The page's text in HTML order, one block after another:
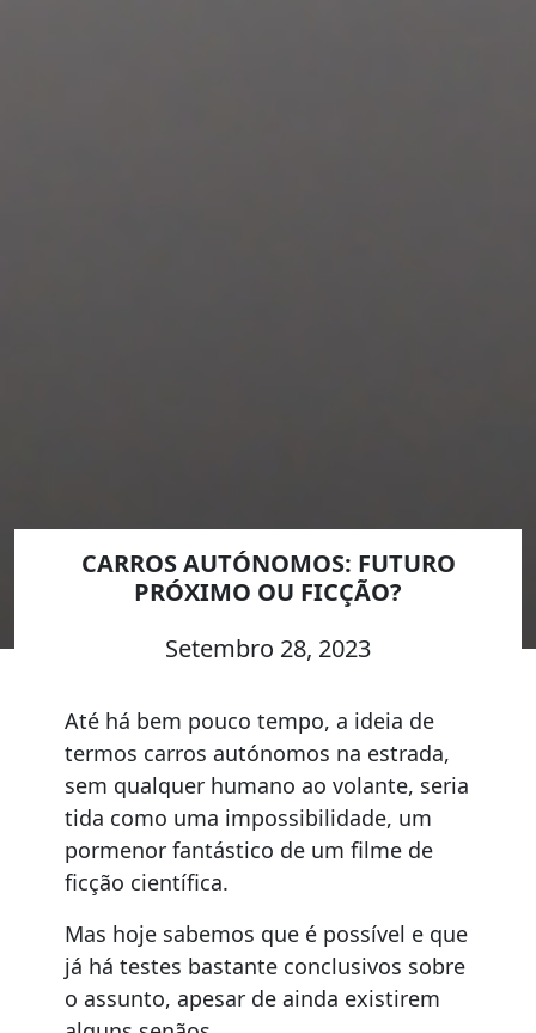
CARROS AUTÓNOMOS: FUTURO
PRÓXIMO OU FICÇÃO?
Setembro 28, 2023
Até há bem pouco tempo, a ideia de
termos carros autónomos na estrada,
sem qualquer humano ao volante, seria
tida como uma impossibilidade, um
pormenor fantástico de um filme de
ficção científica.
Mas hoje sabemos que é possível e que
já há testes bastante conclusivos sobre
o assunto, apesar de ainda existirem